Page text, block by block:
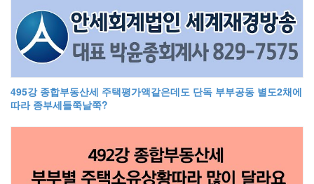
495강 종합부동산세 주택평가액같은데도 단독 부부공동 별도2채에
따라 종부세들쭉날쭉?